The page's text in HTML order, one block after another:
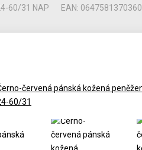
60/31 NAP EAN: 0647581370360